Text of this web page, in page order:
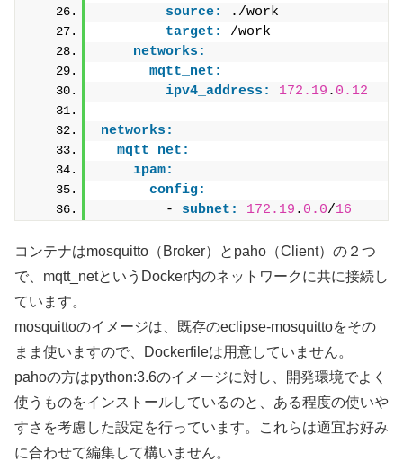
source:
./work
target:
/work
networks:
mqtt_net:
ipv4_address:
172.19 . 0.12
networks:
mqtt_net:
ipam:
config:
        -
subnet: 172.19 . 0.0/16
コンテナはmosquitto（Broker）とpaho（Client）の２つ
で、mqtt_netというDocker内のネットワークに共に接続し
ています。
mosquittoのイメージは、既存のeclipse-mosquittoをその
まま使いますので、Dockerfileは用意していません。
pahoの方はpython:3.6のイメージに対し、開発環境でよく
使うものをインストールしているのと、ある程度の使いや
すさを考慮した設定を行っています。これらは適宜お好み
に合わせて編集して構いません。